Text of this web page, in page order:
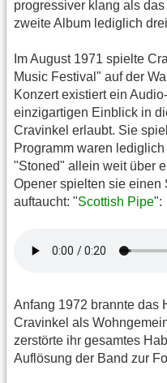
progressiver klang als
zweite Album lediglich
Im August 1971 spielte
Music Festival" auf der
Konzert existiert ein
einzigartigen Einblick in
Cravinkel erlaubt. Sie
Programm waren
"Stoned" allein weit über
Opener spielten sie einen
auftaucht: "Scottish Pipe":
Anfang 1972 brannte das
Cravinkel als
zerstörte ihr gesamtes
Auflösung der Band zur